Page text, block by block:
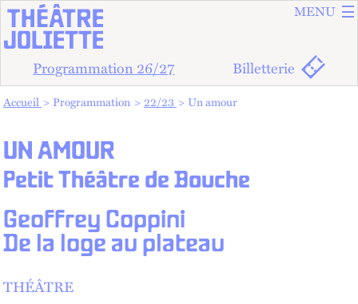
ALLER
ALLER
MENU
Programmation 26/27 Billetterie
Vous êtes dans :
Accueil Programmation 22/23 Un amour
UN AMOUR
Petit Théâtre de Bouche
Geoffrey Coppini
De la loge au plateau
THÉÂTRE